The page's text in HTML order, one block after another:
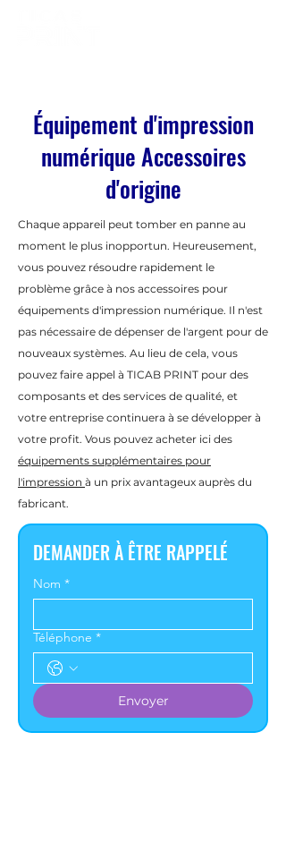
Équipement d'impression
numérique Accessoires
d'origine
Chaque appareil peut tomber en panne au
moment le plus inopportun. Heureusement,
vous pouvez résoudre rapidement le
problème grâce à nos accessoires pour
équipements d'impression numérique. Il n'est
pas nécessaire de dépenser de l'argent pour de
nouveaux systèmes. Au lieu de cela, vous
pouvez faire appel à TICAB PRINT pour des
composants et des services de qualité, et
votre entreprise continuera à se développer à
votre profit. Vous pouvez acheter ici des
équipements supplémentaires pour
l'impression à un prix avantageux auprès du
fabricant.
DEMANDER À ÊTRE RAPPELÉ
Nom *
Téléphone *
Envoyer